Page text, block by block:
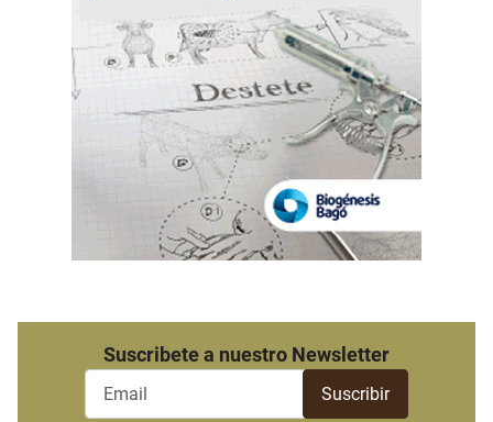
Suscribete a nuestro Newsletter